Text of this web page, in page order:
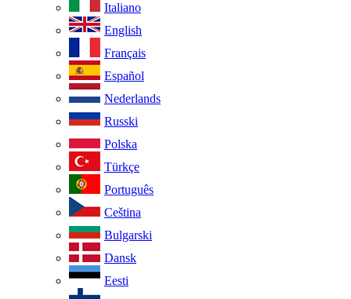
Italiano
English
Français
Español
Nederlands
Russki
Polska
Türkçe
Português
Ceština
Bulgarski
Dansk
Eesti